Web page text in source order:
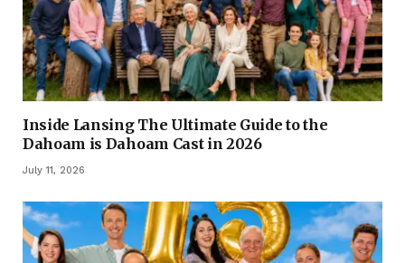
Inside Lansing The Ultimate Guide to the
Dahoam is Dahoam Cast in 2026
July 11, 2026